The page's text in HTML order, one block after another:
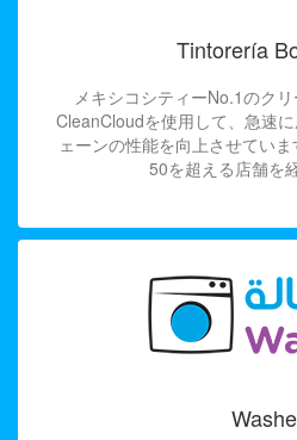
Tintorería
メキシコシティーNo.1のクリ
CleanCloudを使用して、急速
ェーンの性能を向上させてい
50を超える店舗を